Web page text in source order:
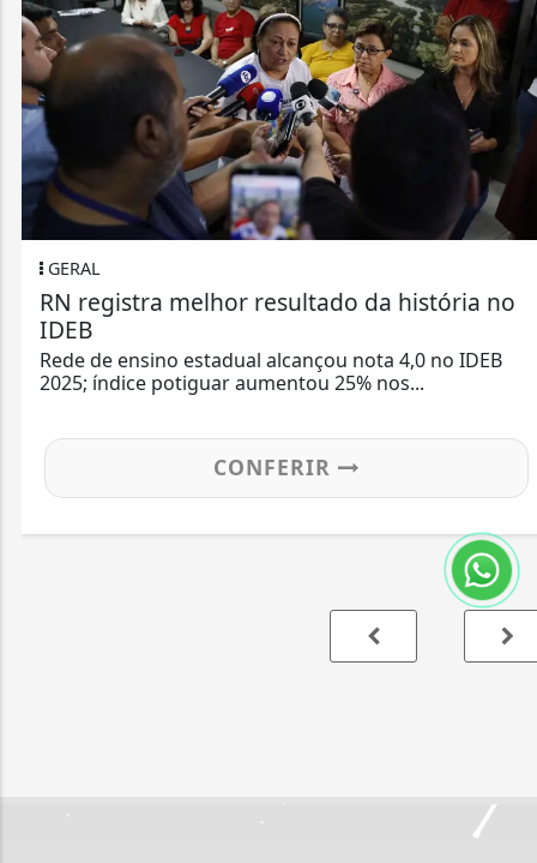
melhor resultado da história no
de ensino estadual alcançou nota 4,0 no IDEB
índice potiguar aumentou 25% nos...
CONFERIR